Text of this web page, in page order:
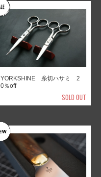
YORKSHINE 糸切ハサミ 2
0％off
SOLD OUT